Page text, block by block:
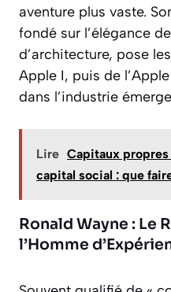
aventure plus vaste.
fondé sur l’élégance
d’architecture, pose
Apple I, puis de
dans l’industrie
Lire Capitaux
capital social : que
Ronald Wayne : Le
l’Homme